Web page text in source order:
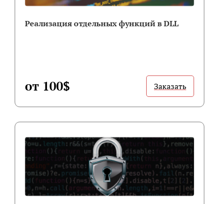
Реализация отдельных функций в DLL
от 100$ Заказать